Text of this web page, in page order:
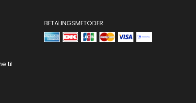
til
BETALINGSMETODER